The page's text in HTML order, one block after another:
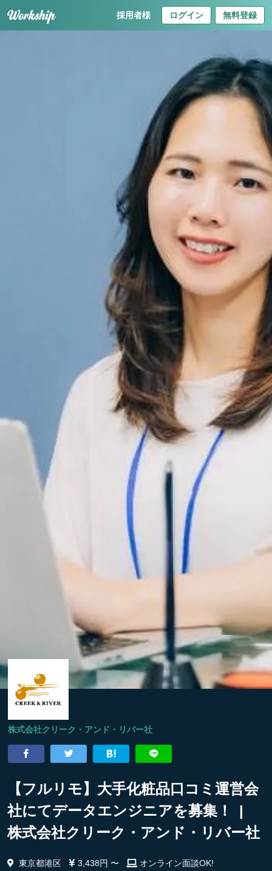
採用者様 ログイン 無料登録
株式会社クリーク・アンド・リバー社
【フルリモ】大手化粧品口コミ運営会
社にてデータエンジニアを募集！ |
株式会社クリーク・アンド・リバー社
東京都港区 3,438円 〜 オンライン面談OK!